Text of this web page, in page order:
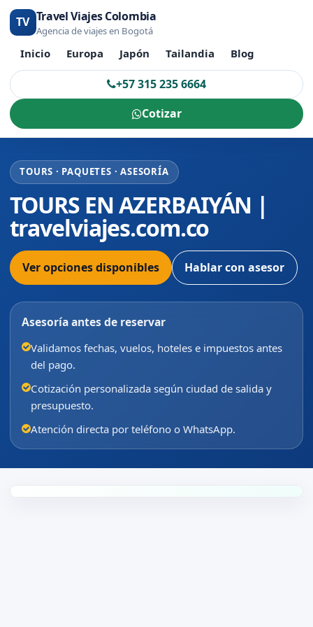
TV Travel Viajes Colombia
Agencia de viajes en Bogotá
Inicio Europa Japón Tailandia Blog
+57 315 235 6664
Cotizar
TOURS · PAQUETES · ASESORÍA
TOURS EN AZERBAIYÁN |
travelviajes.com.co
Ver opciones disponibles Hablar con asesor
Asesoría antes de reservar
Validamos fechas, vuelos, hoteles e impuestos antes
del pago.
Cotización personalizada según ciudad de salida y
presupuesto.
Atención directa por teléfono o WhatsApp.